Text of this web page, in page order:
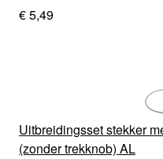
€ 5,49
Uitbreidingsset stekker
(zonder trekknob) AL